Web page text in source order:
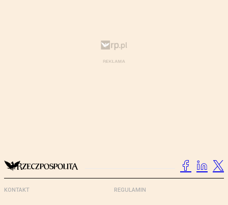
KONTAKT REGULAMIN